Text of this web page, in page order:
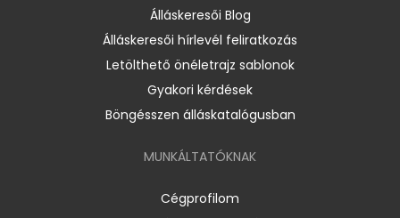
Álláskeresői Blog
Álláskeresői hírlevél feliratkozás
Letölthető önéletrajz sablonok
Gyakori kérdések
Böngésszen álláskatalógusban
MUNKÁLTATÓKNAK
Cégprofilom